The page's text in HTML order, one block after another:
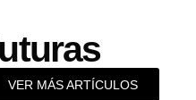
VER MÁS ARTÍCULOS